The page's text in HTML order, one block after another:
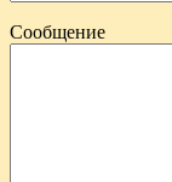
Сообщение